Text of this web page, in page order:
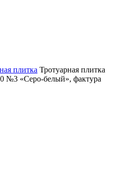
плитка Тротуарная плитка
№3 «Серо-белый», фактура